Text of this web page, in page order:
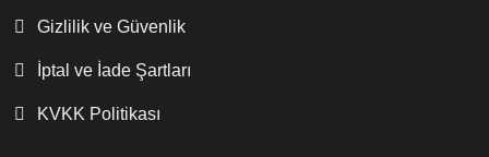
Gizlilik ve Güvenlik
İptal ve İade Şartları
KVKK Politikası